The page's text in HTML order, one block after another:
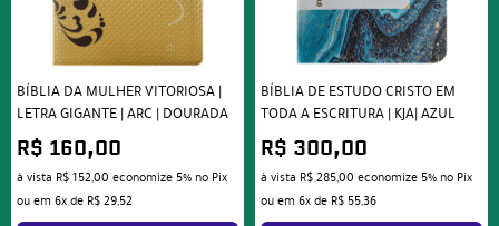
BÍBLIA DA MULHER VITORIOSA |
LETRA GIGANTE | ARC | DOURADA
R$ 160,00
à vista R$ 152,00 economize 5% no Pix
ou em 6xde R$ 29,52
BÍBLIA DE ESTUDO CRISTO EM
TODA A ESCRITURA | KJA| AZUL
R$ 300,00
à vista R$ 285,00 economize 5% no Pix
ou em 6xde R$ 55,36